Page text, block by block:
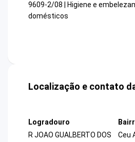
9609-2/08 | Higiene e
domésticos
Localização e contato
Logradouro
R JOAO GUALBERTO DOS
Ceu